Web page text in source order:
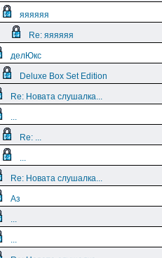
яяяяяя
Re: яяяяяя
делЮкс
Deluxe Box Set Edition
Re: Новата слушалка...
...
Re: ...
...
Re: Новата слушалка...
Аз
...
...